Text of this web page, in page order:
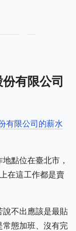
有限公司
有限公司的薪水
點位在臺北市，
在這工作都是賣
不出應該是最貼
態加班、沒有完